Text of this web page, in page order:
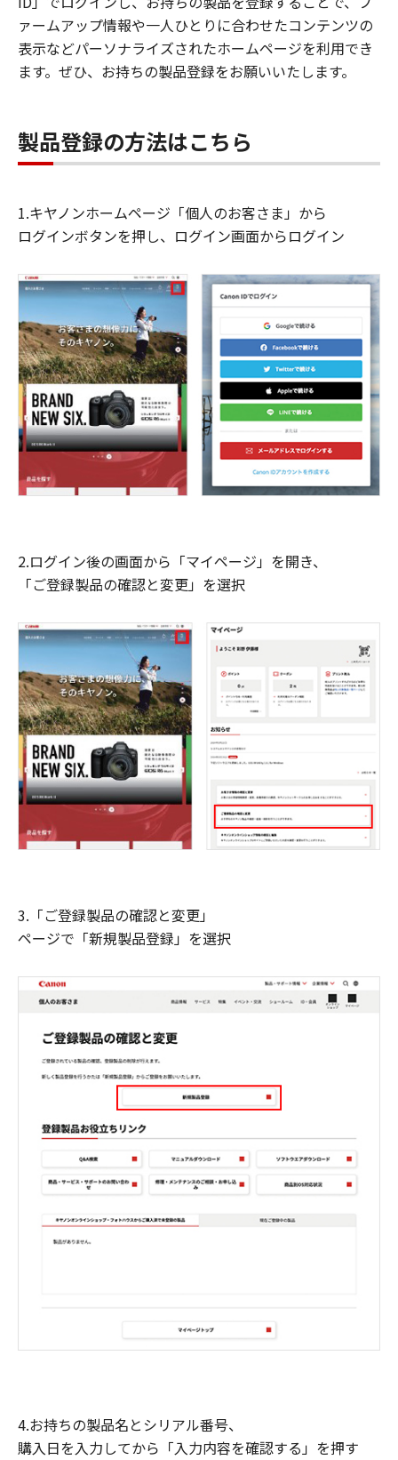
ァームアップ情報や一人ひとりに合わせたコンテンツの
表示などパーソナライズされたホームページを利用でき
ます。ぜひ、お持ちの製品登録をお願いいたします。
製品登録の方法はこちら
1.キヤノンホームページ「個人のお客さま」から
ログインボタンを押し、ログイン画面からログイン
2.ログイン後の画面から「マイページ」を開き、
「ご登録製品の確認と変更」を選択
3.「ご登録製品の確認と変更」
ページで「新規製品登録」を選択
4.お持ちの製品名とシリアル番号、
購入日を入力してから「入力内容を確認する」を押す